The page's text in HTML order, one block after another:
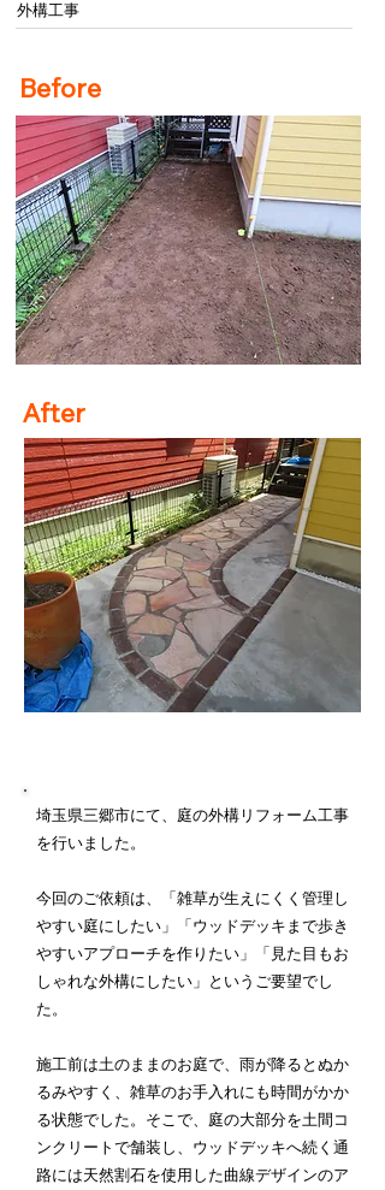
外構工事
Before
After
埼玉県三郷市にて、庭の外構リフォーム工事
を行いました。
今回のご依頼は、「雑草が生えにくく管理し
やすい庭にしたい」「ウッドデッキまで歩き
やすいアプローチを作りたい」「見た目もお
しゃれな外構にしたい」というご要望でし
た。
施工前は土のままのお庭で、雨が降るとぬか
るみやすく、雑草のお手入れにも時間がかか
る状態でした。そこで、庭の大部分を土間コ
ンクリートで舗装し、ウッドデッキへ続く通
路には天然割石を使用した曲線デザインのア